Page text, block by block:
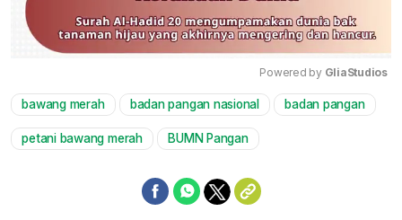
Mute
Powered by GliaStudios
bawang merah badan pangan nasional badan pangan
petani bawang merah BUMN Pangan